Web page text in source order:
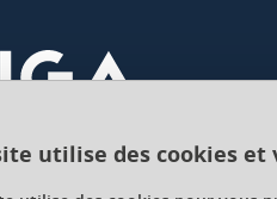
utilise des cookies